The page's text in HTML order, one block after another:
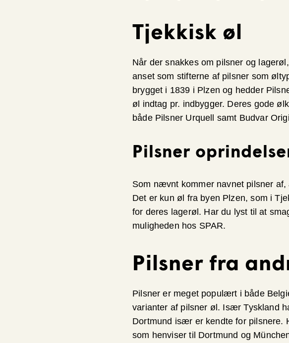
Tjekkisk øl
Når der snakkes om pilsner og
anset som stifterne af pilsner som
brygget i 1839 i Plzen og hedder
øl indtag pr. indbygger. Deres gode
både Pilsner Urquell samt Budvar
Pilsner
Som nævnt kommer navnet pilsner
Det er kun øl fra byen Plzen, som i
for deres lagerøl. Har du lyst til at
muligheden hos SPAR.
Pilsner fra
Pilsner er meget populært i både
varianter af pilsner øl. Især Tyskland
Dortmund især er kendte for pilsnere.
som henviser til Dortmund og